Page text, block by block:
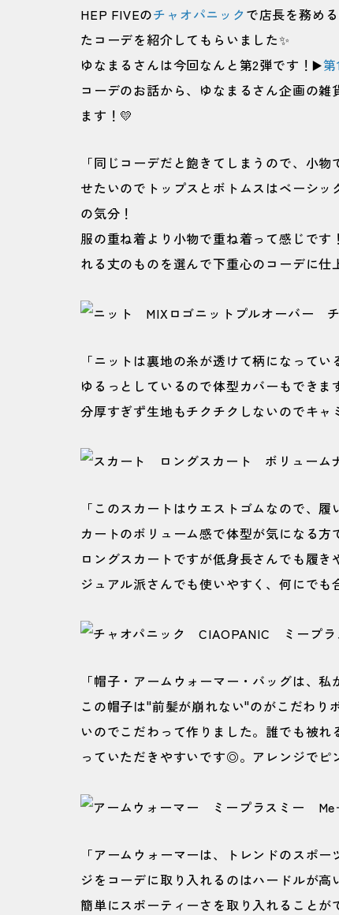
HEP FIVEのチャオパニックで店長を務め
たコーデを紹介してもらいました✨
ゆなまるさんは今回なんと第2弾です！▶️
コーデのお話から、ゆなまるさん企画の
ます！💛
「同じコーデだと飽きてしまうので、小
せたいのでトップスとボトムスはベーシ
の気分！
服の重ね着より小物で重ね着って感じで
れる丈のものを選んで下重心のコーデに仕
「ニットは裏地の糸が透けて柄になって
ゆるっとしているので体型カバーもでき
分厚すぎず生地もチクチクしないのでキャ
「このスカートはウエストゴムなので、
カートのボリューム感で体型が気になる
ロングスカートですが低身長さんでも履
ジュアル派さんでも使いやすく、何にでも
「帽子・アームウォーマー・バッグは、
この帽子は"前髪が崩れない"のがこだわり
いのでこだわって作りました。誰でも被
っていただきやすいです◎。アレンジでピ
「アームウォーマーは、トレンドのスポ
ジをコーデに取り入れるのはハードルが
簡単にスポーティーさを取り入れること